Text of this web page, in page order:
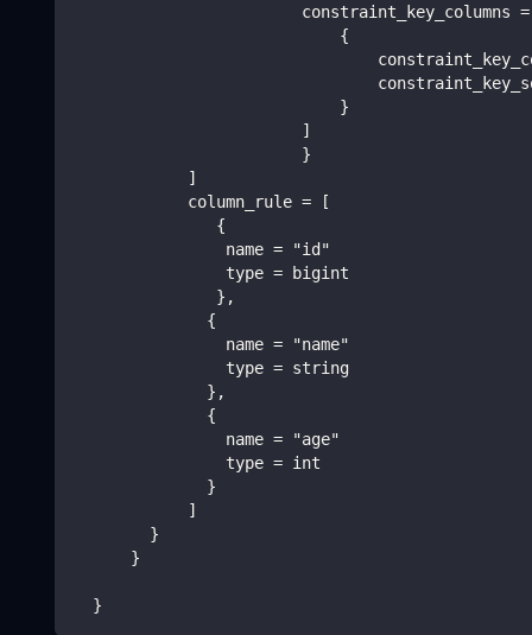
constraint_key_columns
                            {
                            }
                        ]
                        }
            ]
            column_rule = [
               {
                name = "id"
                type = bigint
               },
              {
                name = "name"
                type = string
              },
              {
                name = "age"
                type = int
              }
            ]
        }
      }
  }